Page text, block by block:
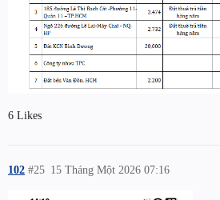
6 Likes
102 15 Tháng Một 2026 07:16
#25